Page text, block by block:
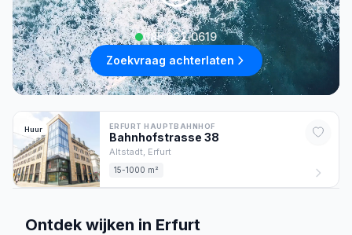
085 222 0619
Zoekvraag achterlaten
Huur ERFURT HAUPTBAHNHOF
Bahnhofstrasse 38
Altstadt, Erfurt
15-1000 m²
Ontdek wijken in Erfurt